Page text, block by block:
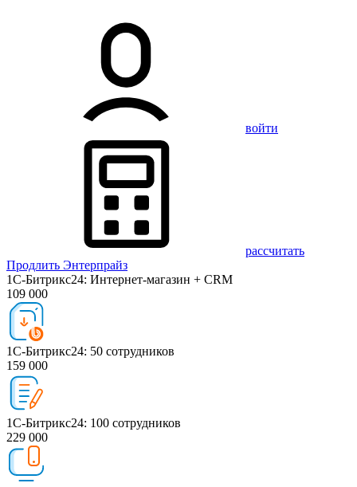
войти
рассчитать
Продлить Энтерпрайз
1С-Битрикс24: Интернет-магазин + CRM
109 000
1С-Битрикс24: 50 сотрудников
159 000
1С-Битрикс24: 100 сотрудников
229 000